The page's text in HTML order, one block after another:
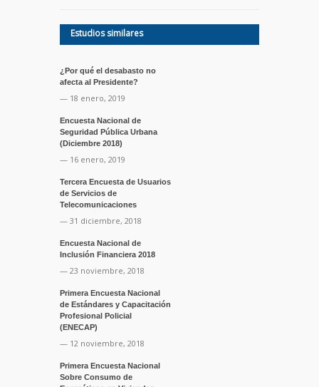
Estudios similares
¿Por qué el desabasto no
afecta al Presidente?
— 18 enero, 2019
Encuesta Nacional de
Seguridad Pública Urbana
(Diciembre 2018)
— 16 enero, 2019
Tercera Encuesta de Usuarios
de Servicios de
Telecomunicaciones
— 31 diciembre, 2018
Encuesta Nacional de
Inclusión Financiera 2018
— 23 noviembre, 2018
Primera Encuesta Nacional
de Estándares y Capacitación
Profesional Policial
(ENECAP)
— 12 noviembre, 2018
Primera Encuesta Nacional
Sobre Consumo de